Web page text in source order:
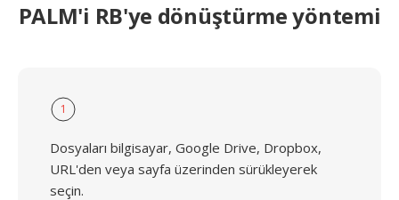
PALM'i RB'ye dönüştürme yöntemi
1
Dosyaları bilgisayar, Google Drive, Dropbox,
URL'den veya sayfa üzerinden sürükleyerek
seçin.